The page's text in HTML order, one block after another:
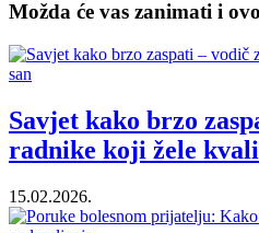
Možda će vas zanimati i
Savjet kako brzo
radnike koji žele
15.02.2026.